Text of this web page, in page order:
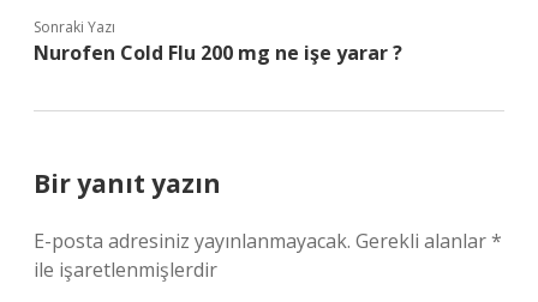
Sonraki Yazı
Nurofen Cold Flu 200 mg ne işe yarar ?
Bir yanıt yazın
E-posta adresiniz yayınlanmayacak. Gerekli alanlar*
ile işaretlenmişlerdir